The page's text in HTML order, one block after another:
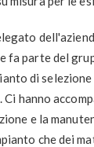
fa parte del
di
hanno
e la
che dei